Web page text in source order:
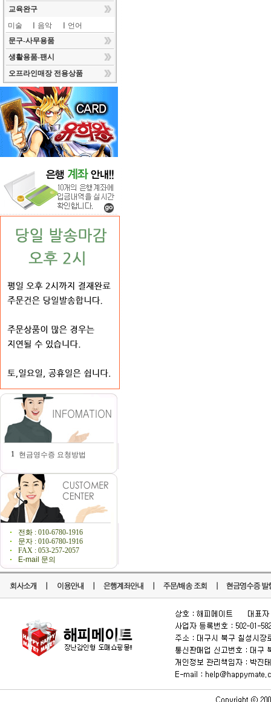
교육완구
미술
음악
언어
문구-사무용품
생활용품-팬시
오프라인매장 전용상품
1 현금영수증 요청방법
전화 : 010-6780-1916
문자 : 010-6780-1916
FAX : 053-257-2057
E-mail 문의